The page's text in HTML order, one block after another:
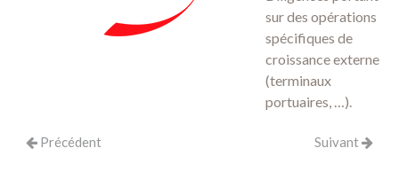
sur des opérations
spécifiques de
croissance externe
(terminaux
portuaires, …).
Précédent Suivant